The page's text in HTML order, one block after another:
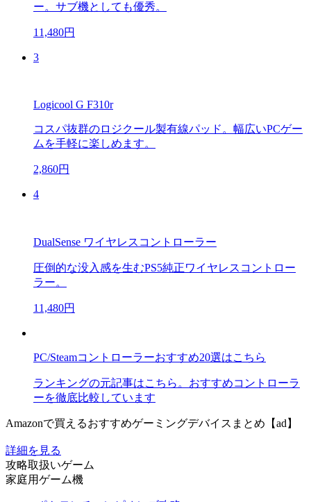
ー。サブ機としても優秀。
11,480円
3
Logicool G F310r
コスパ抜群のロジクール製有線パッド。幅広いPCゲー
ムを手軽に楽しめます。
2,860円
4
DualSense ワイヤレスコントローラー
圧倒的な没入感を生むPS5純正ワイヤレスコントロー
ラー。
11,480円
PC/Steamコントローラーおすすめ20選はこちら
ランキングの元記事はこちら。おすすめコントローラ
ーを徹底比較しています
Amazonで買えるおすすめゲーミングデバイスまとめ【ad】
詳細を見る
攻略取扱いゲーム
家庭用ゲーム機